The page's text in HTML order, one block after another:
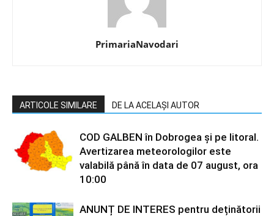
PrimariaNavodari
ARTICOLE SIMILARE DE LA ACELAȘI AUTOR
COD GALBEN în Dobrogea și pe litoral.
Avertizarea meteorologilor este
valabilă până în data de 07 august, ora
10:00
ANUNȚ DE INTERES pentru deținătorii